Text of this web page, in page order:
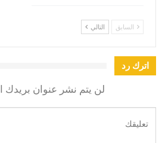
السابق التالي
اترك رد
لن يتم نشر عنوان بريدك